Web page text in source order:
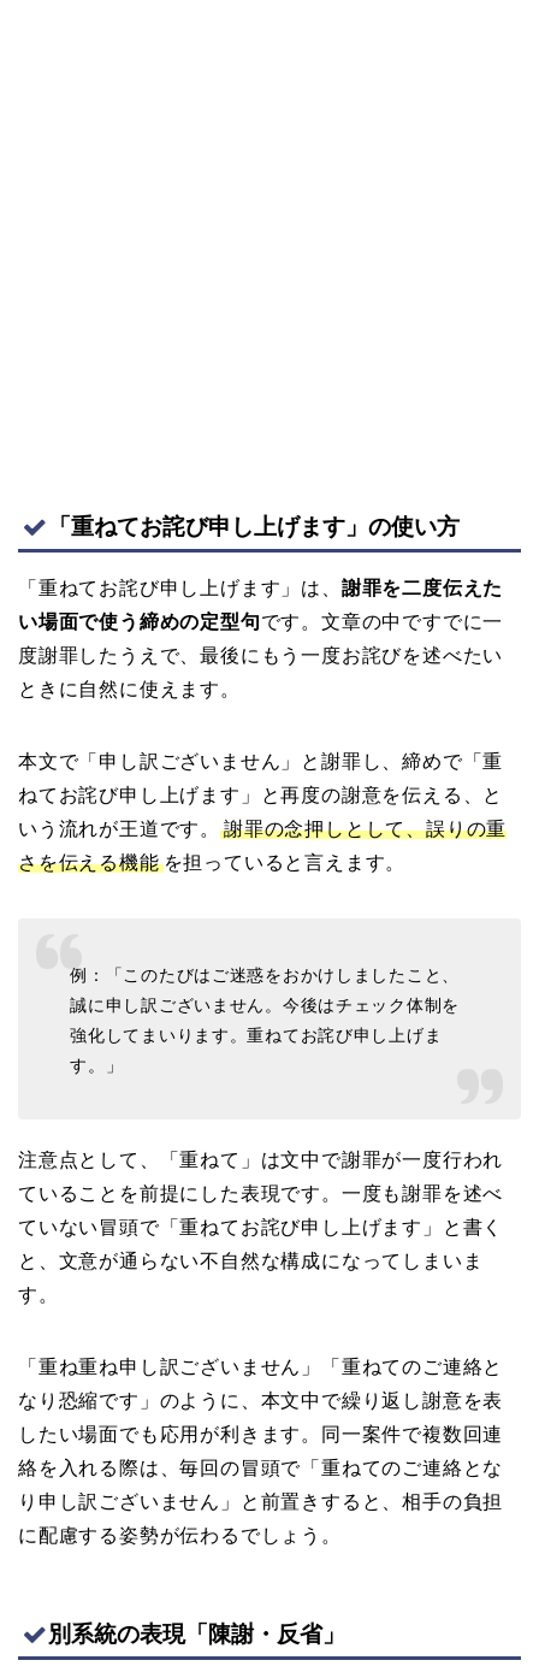
「重ねてお詫び申し上げます」の使い方
「重ねてお詫び申し上げます」は、 謝罪を二度伝えた
い場面で使う締めの定型句です。文章の中ですでに一
度謝罪したうえで、最後にもう一度お詫びを述べたい
ときに自然に使えます。
本文で「申し訳ございません」と謝罪し、締めで「重
ねてお詫び申し上げます」と再度の謝意を伝える、と
いう流れが王道です。
謝罪の念押しとして、誤りの重
さを伝える機能を担っていると言えます。
例：「このたびはご迷惑をおかけしましたこと、
誠に申し訳ございません。今後はチェック体制を
強化してまいります。重ねてお詫び申し上げま
す。」
注意点として、「重ねて」は文中で謝罪が一度行われ
ていることを前提にした表現です。一度も謝罪を述べ
ていない冒頭で「重ねてお詫び申し上げます」と書く
と、文意が通らない不自然な構成になってしまいま
す。
「重ね重ね申し訳ございません」「重ねてのご連絡と
なり恐縮です」のように、本文中で繰り返し謝意を表
したい場面でも応用が利きます。同一案件で複数回連
絡を入れる際は、毎回の冒頭で「重ねてのご連絡とな
り申し訳ございません」と前置きすると、相手の負担
に配慮する姿勢が伝わるでしょう。
別系統の表現「陳謝・反省」